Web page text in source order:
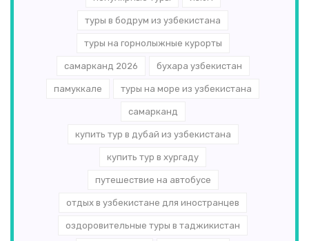
туры в бодрум из узбекистана
туры на горнолыжные курорты
самарканд 2026 бухара узбекистан
памуккале туры на море из узбекистана
самарканд
купить тур в дубай из узбекистана
купить тур в хургаду
путешествие на автобусе
отдых в узбекистане для иностранцев
оздоровительные туры в таджикистан